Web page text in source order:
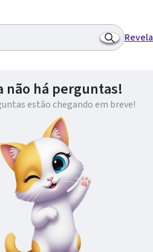
não há perguntas!
estão chegando em breve!